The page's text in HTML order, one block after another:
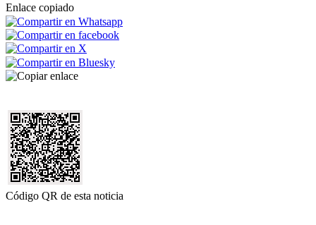
Enlace copiado
Código QR de esta noticia